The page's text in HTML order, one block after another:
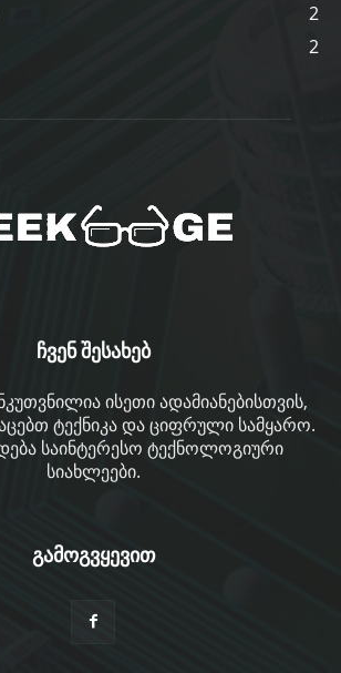
2
2
ჩვენ შესახებ
ისეთი ადამიანებისთვის,
ტექნიკა და ციფრული სამყარო.
საინტერესო ტექნოლოგიური
სიახლეები.
გამოგვყევით